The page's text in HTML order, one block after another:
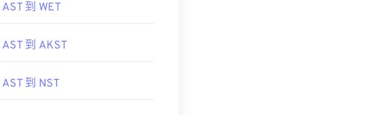
AST 到 WET
AST 到 AKST
AST 到 NST